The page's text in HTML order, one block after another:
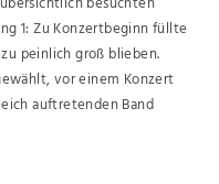
1: Zu Konzertbeginn füllte
peinlich groß blieben.
vor einem Konzert
auftretenden Band